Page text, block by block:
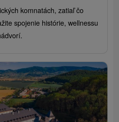
komnatách, zatiaľ čo
spojenie histórie, wellnessu